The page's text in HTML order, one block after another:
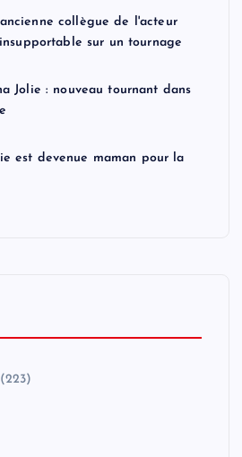
collègue de l'acteur
sur un tournage
Jolie : nouveau tournant dans
est devenue maman pour la
(223)